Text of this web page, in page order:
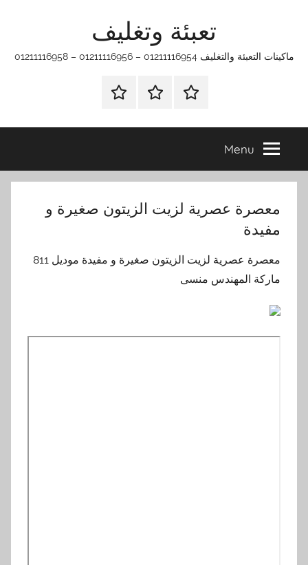
تعبئة وتغليف
ماكينات التعبئة والتغليف 01211116954 – 01211116956 – 01211116958
الرئيسيةماكينات
وتغليف
اتـصـل
في
التي
Menu
معصرة عصرية لزيت الزيتون صغيرة و
مفيدة
معصرة عصرية لزيت الزيتون صغيرة و مفيدة موديل 811
ماركة المهندس منسى